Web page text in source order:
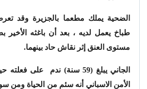
الضحية يملك مطعما بالجزيرة وقد
طباخ يعمل لديه ، بعد أن باغثه
مستوى العنق إثر نقاش حاد بينهما.
الجاني يبلغ (59 سنة) ندم على
الأمن الاسباني أنه سئم من الحياة